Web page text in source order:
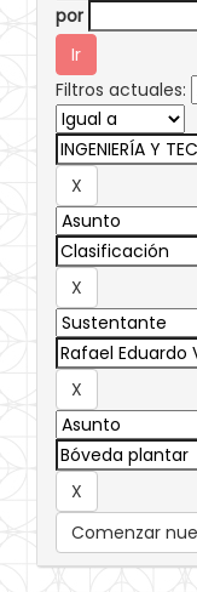
por
Filtros actuales:
Comenzar